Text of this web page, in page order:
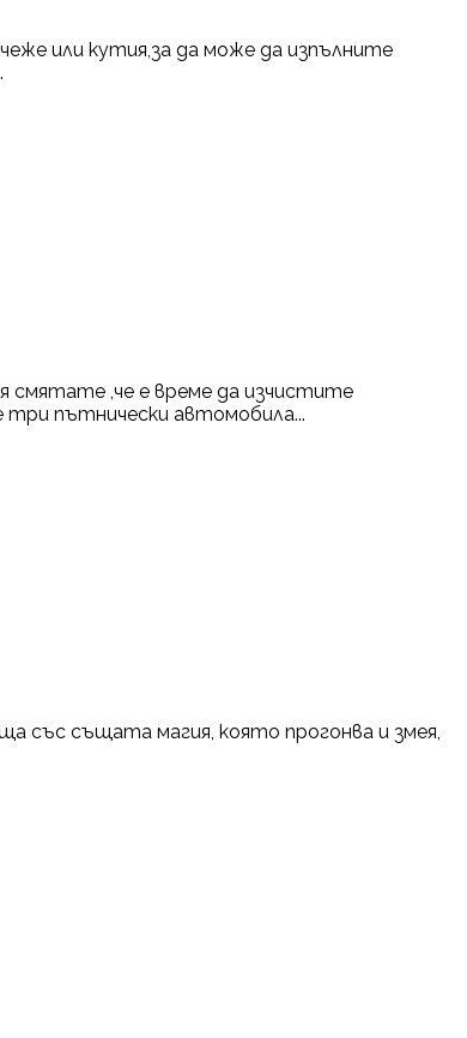
или кутия,за да може да изпълните
,че е време да изчистите
три пътнически автомобила...
със същата магия, която прогонва и змея,